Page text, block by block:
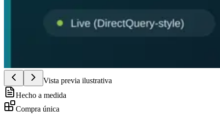
Vista previa ilustrativa
Hecho a medida
Compra única